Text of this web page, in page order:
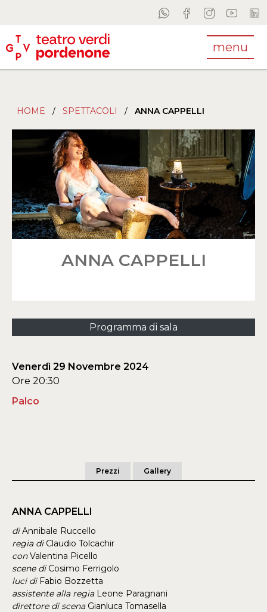
menu
HOME / SPETTACOLI / ANNA CAPPELLI
ANNA CAPPELLI
Programma di sala
Venerdì 29 Novembre 2024
Ore 20:30
Palco
Prezzi Gallery
ANNA CAPPELLI
diAnnibale Ruccello
regia diClaudio Tolcachir
conValentina Picello
scene diCosimo Ferrigolo
luci diFabio Bozzetta
assistente alla regiaLeone Paragnani
direttore di scenaGianluca Tomasella